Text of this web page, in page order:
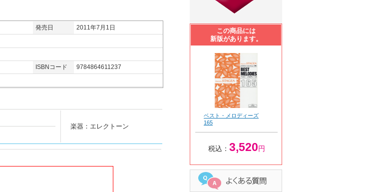
発売日
2011年7月1日
ISBNコード
9784864611237
楽器：エレクトーン
この商品には
新版があります。
ベスト・メロディーズ
165
税込： 3,520円